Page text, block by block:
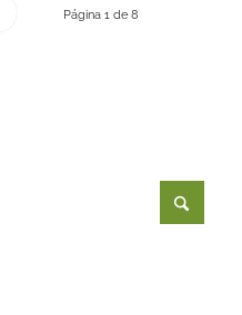
Página 1 de 8